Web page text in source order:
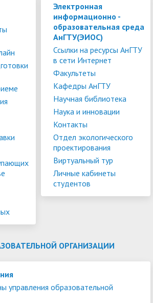
Электронная
информационно -
образовательная среда
АнГТУ(ЭИОС)
Ссылки на ресурсы АнГТУ
в сети Интернет
Факультеты
Кафедры АнГТУ
Научная библиотека
Наука и инновации
Контакты
Отдел экологического
проектирования
Виртуальный тур
Личные кабинеты
студентов
ОРГАНИЗАЦИИ
управления образовательной